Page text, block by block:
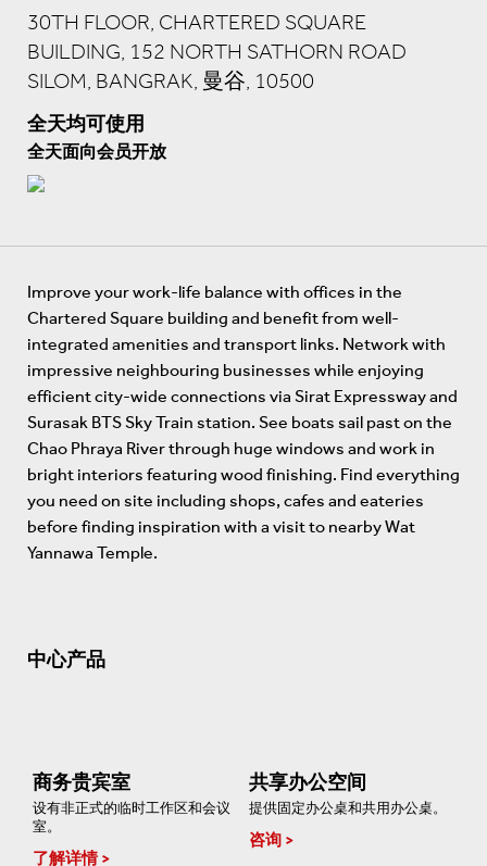
30TH FLOOR, CHARTERED SQUARE
BUILDING, 152 NORTH SATHORN ROAD
SILOM, BANGRAK, 曼谷, 10500
全天均可使用
全天面向会员开放
Improve your work-life balance with offices in the
Chartered Square building and benefit from well-
integrated amenities and transport links. Network with
impressive neighbouring businesses while enjoying
efficient city-wide connections via Sirat Expressway and
Surasak BTS Sky Train station. See boats sail past on the
Chao Phraya River through huge windows and work in
bright interiors featuring wood finishing. Find everything
you need on site including shops, cafes and eateries
before finding inspiration with a visit to nearby Wat
Yannawa Temple.
中心产品
商务贵宾室
设有非正式的临时工作区和会议
室。
了解详情
共享办公空间
提供固定办公桌和共用办公桌。
咨询